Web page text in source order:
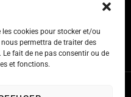
cookies pour stocker et/ou
permettra de traiter des
fait de ne pas consentir ou de
et fonctions.